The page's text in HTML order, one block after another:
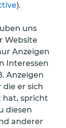
).
uns
Website
Anzeigen
Interessen
Anzeigen
er sich
hat, spricht
diesen
anderer